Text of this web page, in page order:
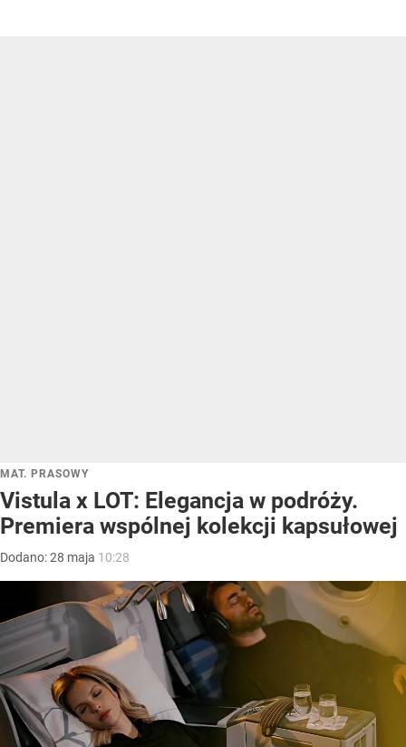
MAT. PRASOWY
Vistula x LOT: Elegancja w podróży.
Premiera wspólnej kolekcji kapsułowej
Dodano:28 maja 10:28